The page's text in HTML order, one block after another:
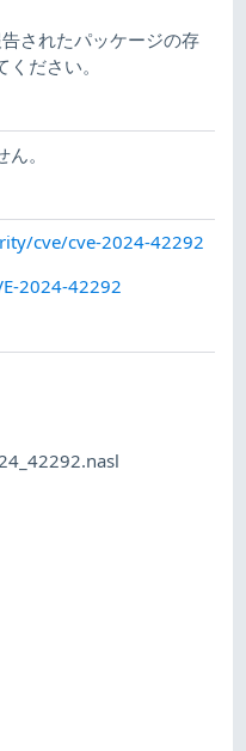
されたパッケージの存
ださい。
。
cve/cve-2024-42292
2024-42292